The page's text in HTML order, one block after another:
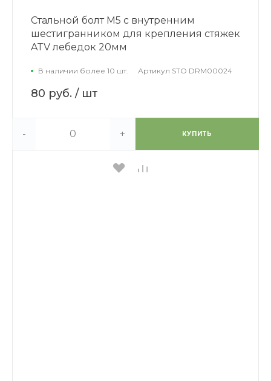
Стальной болт М5 с внутренним
шестигранником для крепления стяжек
ATV лебедок 20мм
В наличии более 10 шт. Артикул STO DRM00024
80 руб. / шт
- + КУПИТЬ